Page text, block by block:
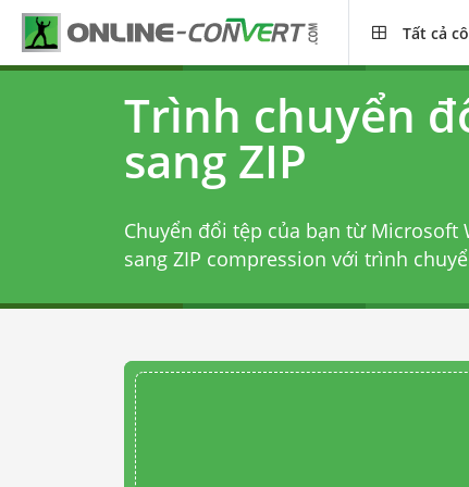
Tất cả
Trình chuyển
sang ZIP
Chuyển đổi tệp của bạn từ Microsoft
sang ZIP compression với trình